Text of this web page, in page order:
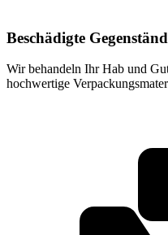
Beschädigte
Wir behandeln Ihr Hab und
hochwertige